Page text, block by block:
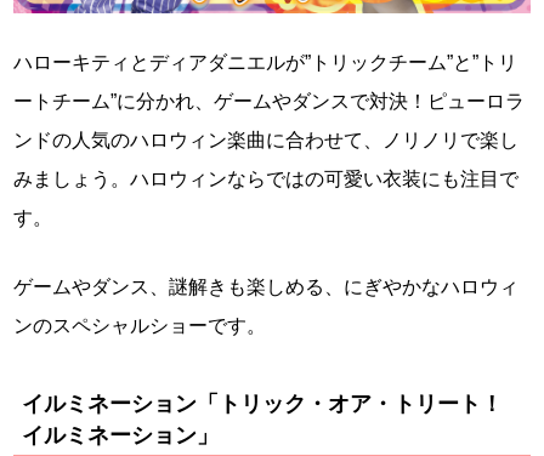
ハローキティとディアダニエルが”トリックチーム”と”トリ
ートチーム”に分かれ、ゲームやダンスで対決！ピューロラ
ンドの人気のハロウィン楽曲に合わせて、ノリノリで楽し
みましょう。ハロウィンならではの可愛い衣装にも注目で
す。
ゲームやダンス、謎解きも楽しめる、にぎやかなハロウィ
ンのスペシャルショーです。
イルミネーション「トリック・オア・トリート！
イルミネーション」